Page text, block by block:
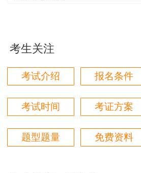
用户m1****88
太喜欢王英老师了
用户m5****68
平台历史购买的课程，老师讲的
老师讲的很细致很认真，课件准
考生关注
考试介绍 报名条件
考试时间 考证方案
题型题量 免费资料